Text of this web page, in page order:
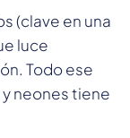
(clave en una
luce
Todo ese
neones tiene